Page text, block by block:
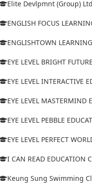
Elite Devlpmnt (Group) Ltd
ENGLISH FOCUS
ENGLISHTOWN
EYE LEVEL BRIGHT
EYE LEVEL INTERACTIVE
EYE LEVEL MASTERMIND
EYE LEVEL PEBBLE
EYE LEVEL PERFECT
I CAN READ EDUCATION
Keung Sung Swimming